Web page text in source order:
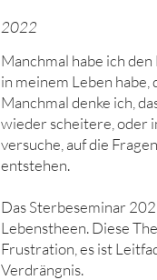
2022
Manchmal habe ich
in meinem Leben
Manchmal denke ich,
wieder scheitere, oder
versuche, auf die
entstehen.
Das Sterbeseminar
Lebenstheen. Diese
Frustration, es ist
Verdrängnis.